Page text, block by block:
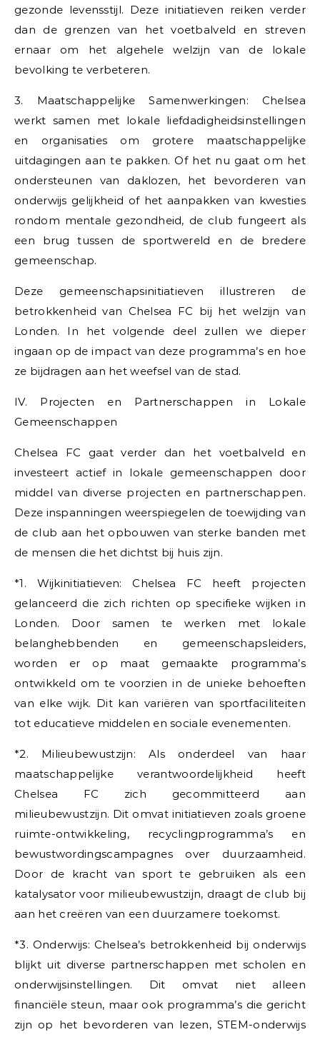
gezonde levensstijl. Deze initiatieven reiken verder
dan de grenzen van het voetbalveld en streven
ernaar om het algehele welzijn van de lokale
bevolking te verbeteren.
3. Maatschappelijke Samenwerkingen: Chelsea
werkt samen met lokale liefdadigheidsinstellingen
en organisaties om grotere maatschappelijke
uitdagingen aan te pakken. Of het nu gaat om het
ondersteunen van daklozen, het bevorderen van
onderwijs gelijkheid of het aanpakken van kwesties
rondom mentale gezondheid, de club fungeert als
een brug tussen de sportwereld en de bredere
gemeenschap.
Deze gemeenschapsinitiatieven illustreren de
betrokkenheid van Chelsea FC bij het welzijn van
Londen. In het volgende deel zullen we dieper
ingaan op de impact van deze programma’s en hoe
ze bijdragen aan het weefsel van de stad.
IV. Projecten en Partnerschappen in Lokale
Gemeenschappen
Chelsea FC gaat verder dan het voetbalveld en
investeert actief in lokale gemeenschappen door
middel van diverse projecten en partnerschappen.
Deze inspanningen weerspiegelen de toewijding van
de club aan het opbouwen van sterke banden met
de mensen die het dichtst bij huis zijn.
*1. Wijkinitiatieven: Chelsea FC heeft projecten
gelanceerd die zich richten op specifieke wijken in
Londen. Door samen te werken met lokale
belanghebbenden en gemeenschapsleiders,
worden er op maat gemaakte programma’s
ontwikkeld om te voorzien in de unieke behoeften
van elke wijk. Dit kan variëren van sportfaciliteiten
tot educatieve middelen en sociale evenementen.
*2. Milieubewustzijn: Als onderdeel van haar
maatschappelijke verantwoordelijkheid heeft
Chelsea FC zich gecommitteerd aan
milieubewustzijn. Dit omvat initiatieven zoals groene
ruimte-ontwikkeling, recyclingprogramma’s en
bewustwordingscampagnes over duurzaamheid.
Door de kracht van sport te gebruiken als een
katalysator voor milieubewustzijn, draagt de club bij
aan het creëren van een duurzamere toekomst.
*3. Onderwijs: Chelsea’s betrokkenheid bij onderwijs
blijkt uit diverse partnerschappen met scholen en
onderwijsinstellingen. Dit omvat niet alleen
financiële steun, maar ook programma’s die gericht
zijn op het bevorderen van lezen, STEM-onderwijs